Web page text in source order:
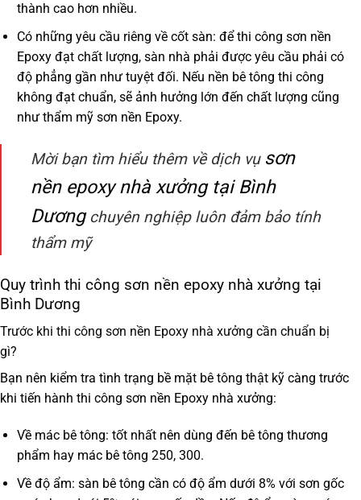
thành cao hơn nhiều.
Có những yêu cầu riêng về cốt sàn: để thi công sơn nền
Epoxy đạt chất lượng, sàn nhà phải được yêu cầu phải có
độ phẳng gần như tuyệt đối. Nếu nền bê tông thi công
không đạt chuẩn, sẽ ảnh hưởng lớn đến chất lượng cũng
như thẩm mỹ sơn nền Epoxy.
Mời bạn tìm hiểu thêm về dịch vụ sơn
nền epoxy nhà xưởng tại Bình
Dươngchuyên nghiệp luôn đảm bảo tính
thẩm mỹ
Quy trình thi công sơn nền epoxy nhà xưởng tại
Bình Dương
Trước khi thi công sơn nền Epoxy nhà xưởng cần chuẩn bị
gì?
Bạn nên kiểm tra tình trạng bề mặt bê tông thật kỹ càng trước
khi tiến hành thi công sơn nền Epoxy nhà xưởng:
Về mác bê tông: tốt nhất nên dùng đến bê tông thương
phẩm hay mác bê tông 250, 300.
Về độ ẩm: sàn bê tông cần có độ ẩm dưới 8% với sơn gốc